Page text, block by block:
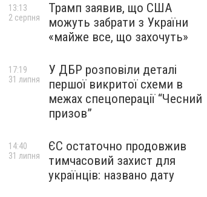
Трамп заявив, що США
можуть забрати з України
«майже все, що захочуть»
13:13
2 серпня
У ДБР розповіли деталі
першої викритої схеми в
межах спецоперації “Чесний
призов”
17:19
31 липня
ЄС остаточно продовжив
тимчасовий захист для
українців: названо дату
14:40
31 липня